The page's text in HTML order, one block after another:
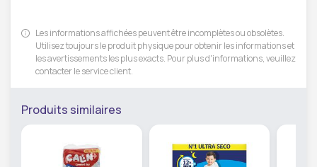
Les informations affichées peuvent être incomplètes ou obsolètes.
Utilisez toujours le produit physique pour obtenir les informations et
les avertissements les plus exacts. Pour plus d'informations, veuillez
contacter le service client.
Produits similaires